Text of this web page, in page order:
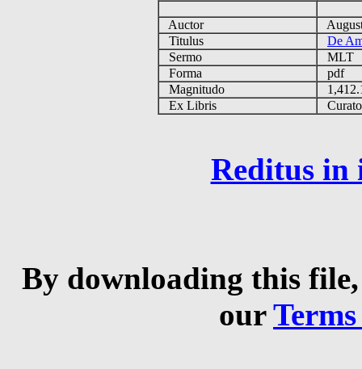
Auctor
Titulus
De
Sermo
MLT
Forma
pdf
Magnitudo
Ex Libris
Reditus in
By downloading this
our